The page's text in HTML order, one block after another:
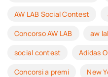
AW LAB Social Contest
Concorso AW LAB aw
social contest Adidas
Concorsi a premi New